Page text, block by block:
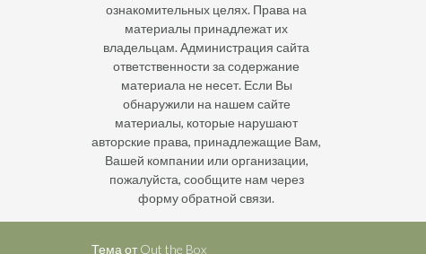
ознакомительных целях. Права на
материалы принадлежат их
владельцам. Администрация сайта
ответственности за содержание
материала не несет. Если Вы
обнаружили на нашем сайте
материалы, которые нарушают
авторские права, принадлежащие Вам,
Вашей компании или организации,
пожалуйста, сообщите нам через
форму обратной связи.
Тема от Out the Box